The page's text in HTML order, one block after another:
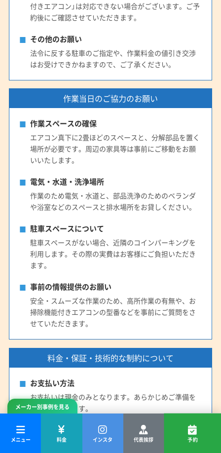
メーカー別事例を見る
メニュー 料金 インスタ 代表挨拶 予約
付きエアコン」は対応できない場合がございます。ご予
約後にご確認させていただきます。
その他のお願い
法令に反する駐車のご指定や、作業料金の値引き交渉
はお受けできかねますので、ご了承ください。
作業当日のご協力のお願い
作業スペースの確保
エアコン真下に2畳ほどのスペースと、分解部品を置く
場所が必要です。周辺の家具等は事前にご移動をお願
いいたします。
電気・水道・洗浄場所
作業のため電気・水道と、部品洗浄のためのベランダ
や浴室などのスペースと排水場所をお貸しください。
駐車スペースについて
駐車スペースがない場合、近隣のコインパーキングを
利用します。その際の実費はお客様にご負担いただき
ます。
事前の情報提供のお願い
安全・スムーズな作業のため、高所作業の有無や、お
掃除機能付きエアコンの型番などを事前にご質問をさ
せていただきます。
料金・保証・技術的な制約について
お支払い方法
お支払いは現金のみとなります。あらかじめご準備を
お願いいたします。
追加料金について
エアコン右側のスペース不足（拳一個分未満）や高所作